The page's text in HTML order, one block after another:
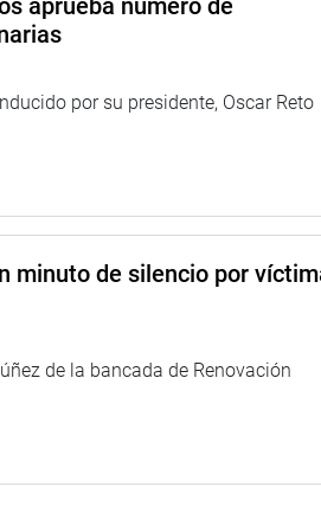
por su presidente, Oscar Reto
minuto de silencio por
de la bancada de Renovación